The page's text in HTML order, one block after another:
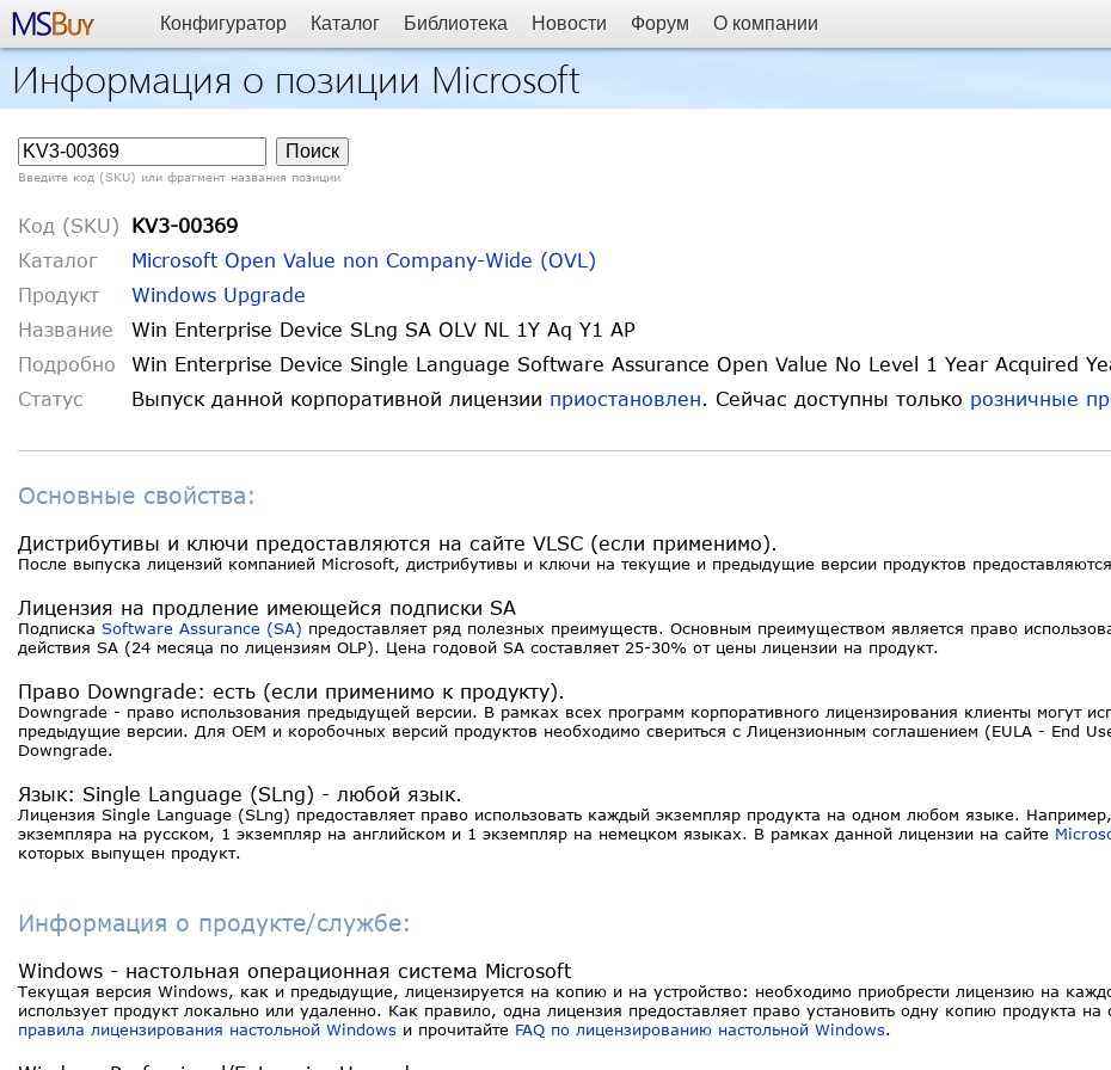
Конфигуратор Каталог Библиотека Новости Форум О компании
Информация о позиции Microsoft
Введите код (SKU) или фрагмент названия позиции
Код (SKU)
KV3-00369
Каталог
Microsoft Open Value non Company-Wide (OVL)
Продукт
Windows Upgrade
Название
Win Enterprise Device SLng SA OLV NL 1Y Aq Y1 AP
Подробно
Win Enterprise Device Single Language Software Assurance Open Value No Level 1 Year Acquired
Статус
Выпуск данной корпоративной лицензии приостановлен. Сейчас доступны только розничные
Основные свойства:
Дистрибутивы и ключи предоставляются на сайте VLSC (если применимо).
После выпуска лицензий компанией Microsoft, дистрибутивы и ключи на текущие и предыдущие версии продуктов
Лицензия на продление имеющейся подписки SA
Подписка Software Assurance (SA) предоставляет ряд полезных преимуществ. Основным преимуществом является право
действия SA (24 месяца по лицензиям OLP). Цена годовой SA составляет 25-30% от цены лицензии на продукт.
Право Downgrade: есть (если применимо к продукту).
Downgrade - право использования предыдущей версии. В рамках всех программ корпоративного лицензирования клиенты могут
предыдущие версии. Для OEM и коробочных версий продуктов необходимо свериться с Лицензионным соглашением (EULA - End
Downgrade.
Язык: Single Language (SLng) - любой язык.
Лицензия Single Language (SLng) предоставляет право использовать каждый экземпляр продукта на одном любом языке.
экземпляра на русском, 1 экземпляр на английском и 1 экземпляр на немецком языках. В рамках данной лицензии на сайте
которых выпущен продукт.
Информация о продукте/службе:
Windows - настольная операционная система Microsoft
Текущая версия Windows, как и предыдущие, лицензируется на копию и на устройство: необходимо приобрести лицензию на
использует продукт локально или удаленно. Как правило, одна лицензия предоставляет право установить одну копию продукта
правила лицензирования настольной Windows и прочитайте FAQ по лицензированию настольной Windows.